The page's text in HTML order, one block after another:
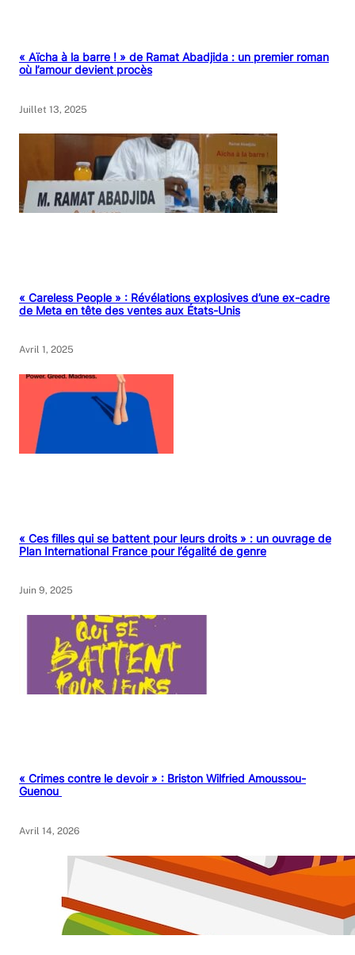
« Aïcha à la barre ! » de Ramat Abadjida : un premier roman
où l’amour devient procès
Juillet 13, 2025
« Careless People » : Révélations explosives d’une ex-cadre
de Meta en tête des ventes aux États-Unis
Avril 1, 2025
« Ces filles qui se battent pour leurs droits » : un ouvrage de
Plan International France pour l’égalité de genre
Juin 9, 2025
« Crimes contre le devoir » : Briston Wilfried Amoussou-
Guenou
Avril 14, 2026